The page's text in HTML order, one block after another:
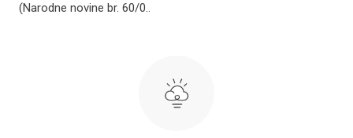
(Narodne novine br. 60/0..